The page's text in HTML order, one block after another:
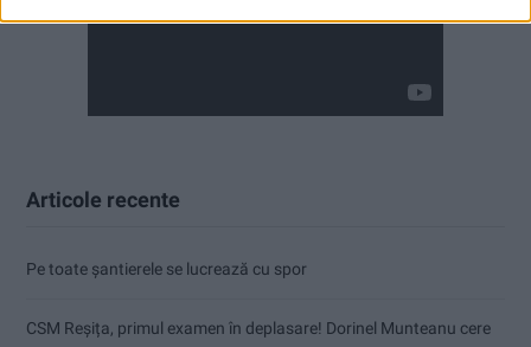
Articole recente
Pe toate șantierele se lucrează cu spor
CSM Reșița, primul examen în deplasare! Dorinel Munteanu cere